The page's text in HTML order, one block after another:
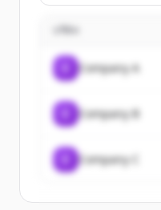
Company A
Company B
Company C